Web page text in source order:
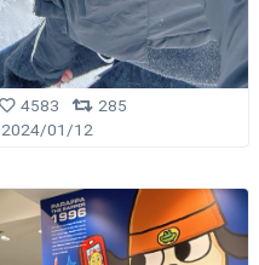
4583
285
2024/01/12